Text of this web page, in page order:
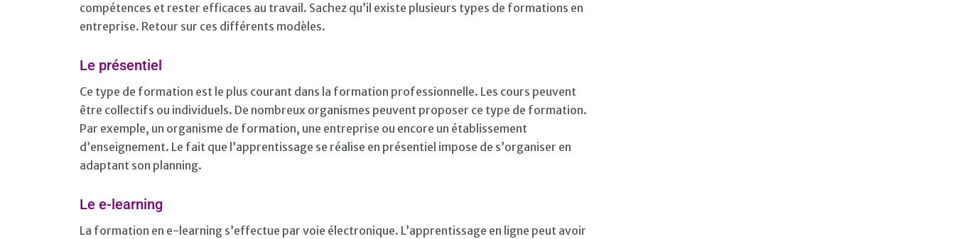
compétences et rester efficaces au travail. Sachez qu’il existe plusieurs types de formations en
entreprise. Retour sur ces différents modèles.
Le présentiel
Ce type de formation est le plus courant dans la formation professionnelle. Les cours peuvent
être collectifs ou individuels. De nombreux organismes peuvent proposer ce type de formation.
Par exemple, un organisme de formation, une entreprise ou encore un établissement
d’enseignement. Le fait que l’apprentissage se réalise en présentiel impose de s’organiser en
adaptant son planning.
Le e-learning
La formation en e-learning s’effectue par voie électronique. L’apprentissage en ligne peut avoir